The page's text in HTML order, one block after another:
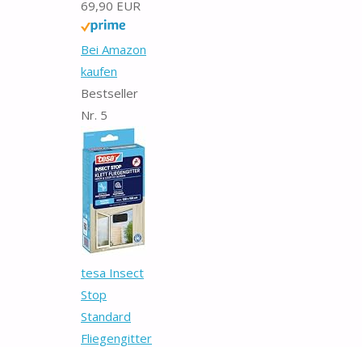
69,90 EUR
Bei Amazon
kaufen
Bestseller
Nr. 5
tesa Insect
Stop
Standard
Fliegengitter